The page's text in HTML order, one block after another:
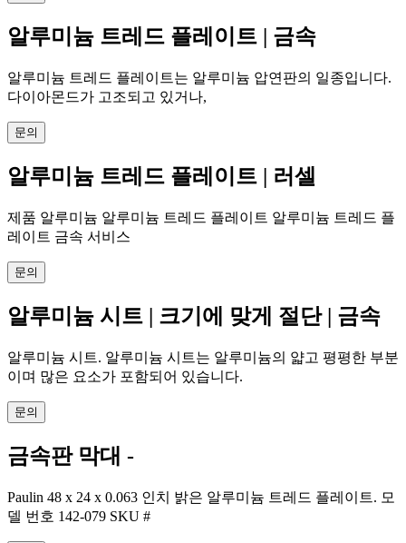
알루미늄 트레드 플레이트 | 금속
알루미늄 트레드 플레이트는 알루미늄 압연판의 일종입니다.
다이아몬드가 고조되고 있거나,
문의
알루미늄 트레드 플레이트 | 러셀
제품 알루미늄 알루미늄 트레드 플레이트 알루미늄 트레드 플
레이트 금속 서비스
문의
알루미늄 시트 | 크기에 맞게 절단 | 금속
알루미늄 시트. 알루미늄 시트는 알루미늄의 얇고 평평한 부분
이며 많은 요소가 포함되어 있습니다.
문의
금속판 막대 -
Paulin 48 x 24 x 0.063 인치 밝은 알루미늄 트레드 플레이트. 모
델 번호 142-079 SKU #